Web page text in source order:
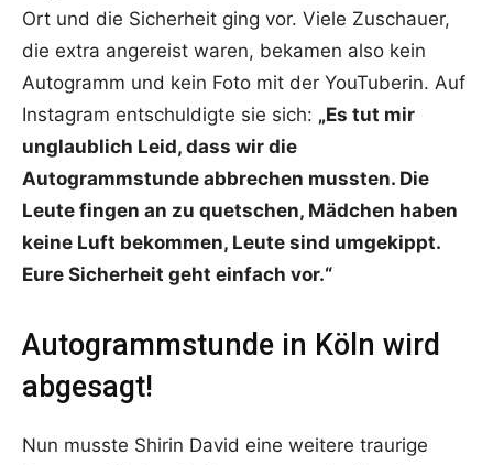
Ort und die Sicherheit ging vor. Viele Zuschauer,
die extra angereist waren, bekamen also kein
Autogramm und kein Foto mit der YouTuberin. Auf
Instagram entschuldigte sie sich: „Es tut mir
unglaublich Leid, dass wir die
Autogrammstunde abbrechen mussten. Die
Leute fingen an zu quetschen, Mädchen haben
keine Luft bekommen, Leute sind umgekippt.
Eure Sicherheit geht einfach vor.“
Autogrammstunde in Köln wird
abgesagt!
Nun musste Shirin David eine weitere traurige